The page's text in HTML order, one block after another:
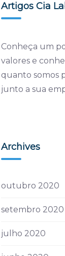
Artigos Cia
Conheça um
valores e
quanto somos
junto a sua
Archives
outubro 2020
setembro 2020
julho 2020